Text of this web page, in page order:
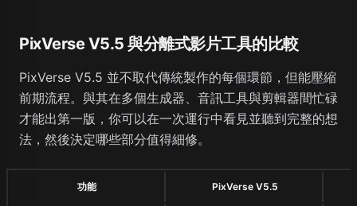
PixVerse V5.5 與分離式影片工具的比較
PixVerse V5.5 並不取代傳統製作的每個環節，但能壓縮
前期流程。與其在多個生成器、音訊工具與剪輯器間忙碌
才能出第一版，你可以在一次運行中看見並聽到完整的想
法，然後決定哪些部分值得細修。
功能 PixVerse V5.5